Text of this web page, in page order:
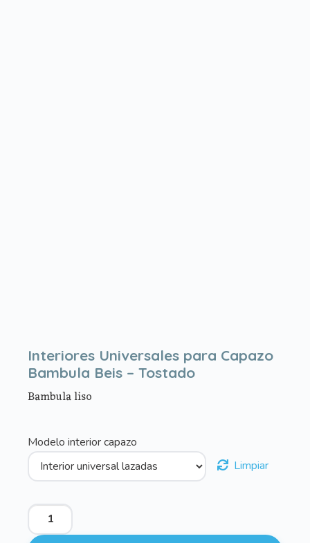
Interiores Universales para Capazo
Bambula Beis – Tostado
Bambula liso
Modelo interior capazo
Limpiar
Interiores
Universales